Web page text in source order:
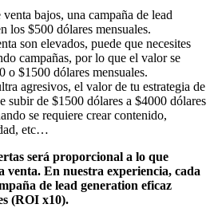
bajos, una campaña de lead
los $500 dólares mensuales.
son elevados, puede que necesites
campañas, por lo que el valor se
o $1500 dólares mensuales.
agresivos, el valor de tu estrategia de
subir de $1500 dólares a $4000 dólares
se requiere crear contenido,
etc…
será proporcional a lo que
venta. En nuestra experiencia, cada
de lead generation eficaz
(ROI x10).